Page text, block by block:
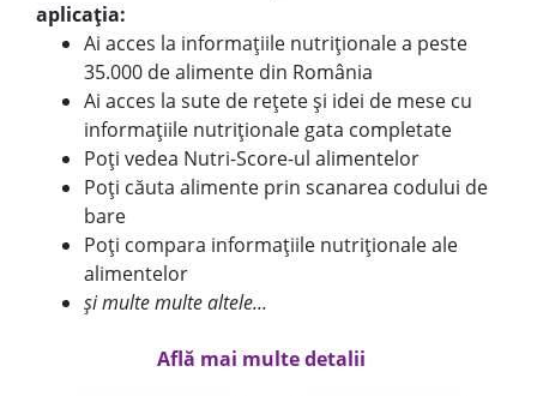
aplicația:
Ai acces la informațiile nutriționale a peste
35.000 de alimente din România
Ai acces la sute de rețete și idei de mese cu
informațiile nutriționale gata completate
Poți vedea Nutri-Score-ul alimentelor
Poți căuta alimente prin scanarea codului de
bare
Poți compara informațiile nutriționale ale
alimentelor
și multe multe altele...
Află mai multe detalii